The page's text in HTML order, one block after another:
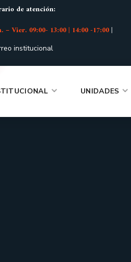
de atención:
– Vier. 09:00- 13:00 | 14:00 -17:00|
institucional
UNIDADES